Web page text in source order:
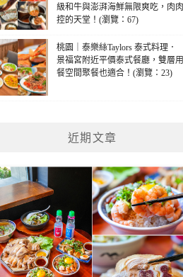
級和牛與澎湃海鮮無限爽吃，肉肉
控的天堂！(瀏覽：67)
桃園｜泰樂絲Taylors 泰式料理．
景福宮附近平價泰式餐廳，雙層用
餐空間聚餐也適合！(瀏覽：23)
近期文章